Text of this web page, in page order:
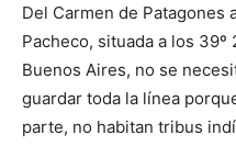
Del Carmen de Patagones
Pacheco, situada a los 39º
Buenos Aires, no se
guardar toda la línea
parte, no habitan tribus